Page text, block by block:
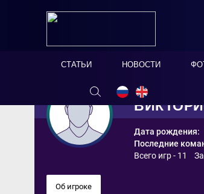
СТАТЬИ НОВОСТИ
Дата рождения:
Последние
Всего игр - 11
Об игроке